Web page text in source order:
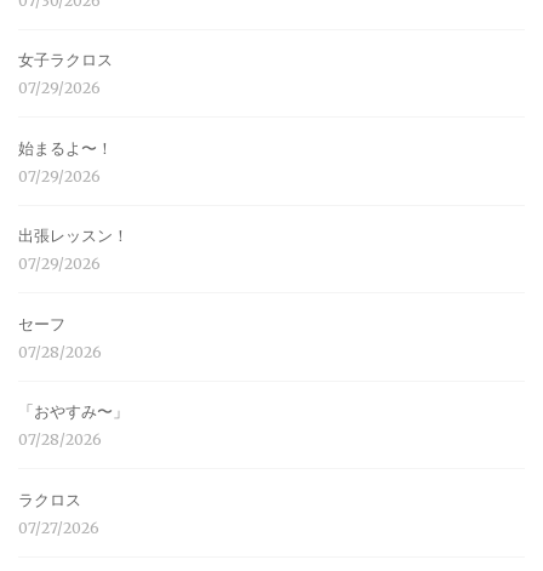
女子ラクロス
07/29/2026
始まるよ〜！
07/29/2026
出張レッスン！
07/29/2026
セーフ
07/28/2026
「おやすみ〜」
07/28/2026
ラクロス
07/27/2026